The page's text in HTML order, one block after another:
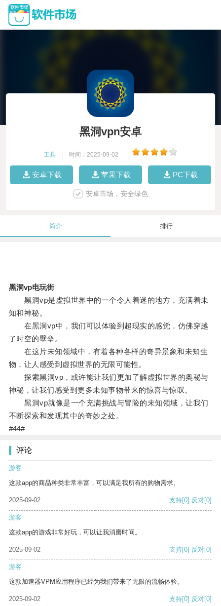
黑洞vpn安卓
工具 时间：2025-09-02
安卓下载 苹果下载 PC下载
安卓市场，安全绿色
简介 排行
黑洞vp电玩街
黑洞vp是虚拟世界中的一个令人着迷的地方，充满着未
知和神秘。
在黑洞vp中，我们可以体验到超现实的感觉，仿佛穿越
了时空的壁垒。
在这片未知领域中，有着各种各样的奇异景象和未知生
物，让人感受到虚拟世界的无限可能性。
探索黑洞vp，或许能让我们更加了解虚拟世界的奥秘与
神秘，让我们感受到更多未知事物带来的惊喜与惊叹。
黑洞vp就像是一个充满挑战与冒险的未知领域，让我们
不断探索和发现其中的奇妙之处。
#44#
评论
游客
这款app的商品种类非常丰富，可以满足我所有的购物需求。
2025-09-02 支持[0] 反对[0]
游客
这款app的游戏非常好玩，可以让我消磨时间。
2025-09-02 支持[0] 反对[0]
游客
这款加速器VPM应用程序已经为我们带来了无限的流畅体验。
2025-09-02 支持[0] 反对[0]